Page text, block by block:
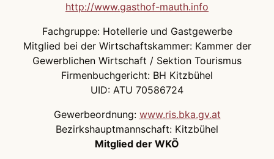
http://www.gasthof-mauth.info
Fachgruppe: Hotellerie und Gastgewerbe
Mitglied bei der Wirtschaftskammer: Kammer der
Gewerblichen Wirtschaft / Sektion Tourismus
Firmenbuchgericht: BH Kitzbühel
UID: ATU 70586724
Gewerbeordnung: www.ris.bka.gv.at
Bezirkshauptmannschaft: Kitzbühel
Mitglied der WKÖ